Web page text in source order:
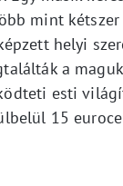
mint
helyi
a
esti
15